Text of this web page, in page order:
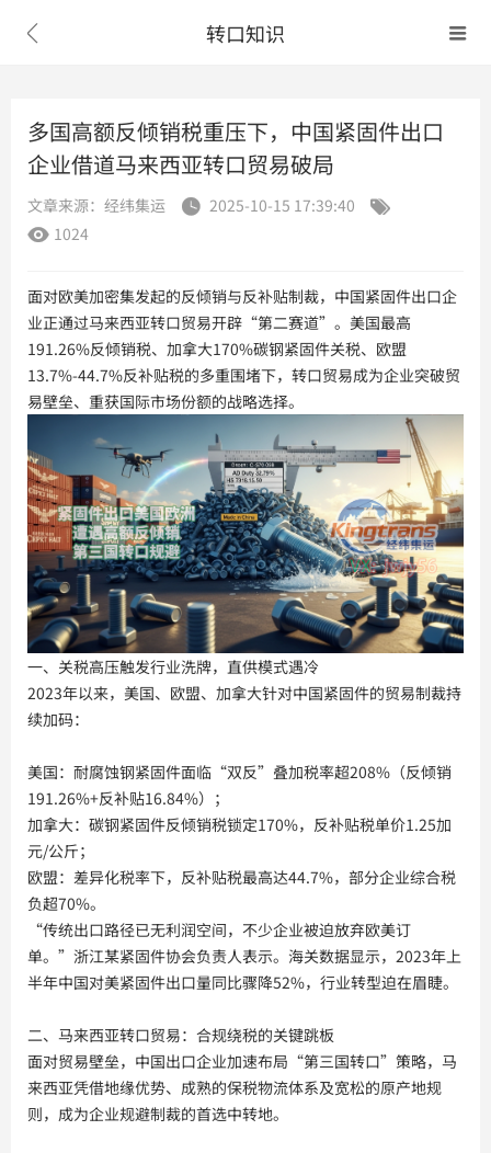
 转口知识 
多国高额反倾销税重压下，中国紧固件出口
企业借道马来西亚转口贸易破局
文章来源：经纬集运  2025-10-15 17:39:40

 1024
面对欧美加密集发起的反倾销与反补贴制裁，中国紧固件出口企
业正通过马来西亚转口贸易开辟“第二赛道”。美国最高
191.26%反倾销税、加拿大170%碳钢紧固件关税、欧盟
13.7%-44.7%反补贴税的多重围堵下，转口贸易成为企业突破贸
易壁垒、重获国际市场份额的战略选择。
一、关税高压触发行业洗牌，直供模式遇冷
2023年以来，美国、欧盟、加拿大针对中国紧固件的贸易制裁持
续加码：
美国：耐腐蚀钢紧固件面临“双反”叠加税率超208%（反倾销
191.26%+反补贴16.84%）；
加拿大：碳钢紧固件反倾销税锁定170%，反补贴税单价1.25加
元/公斤；
欧盟：差异化税率下，反补贴税最高达44.7%，部分企业综合税
负超70%。
“传统出口路径已无利润空间，不少企业被迫放弃欧美订
单。”浙江某紧固件协会负责人表示。海关数据显示，2023年上
半年中国对美紧固件出口量同比骤降52%，行业转型迫在眉睫。
二、马来西亚转口贸易：合规绕税的关键跳板
面对贸易壁垒，中国出口企业加速布局“第三国转口”策略，马
来西亚凭借地缘优势、成熟的保税物流体系及宽松的原产地规
则，成为企业规避制裁的首选中转地。